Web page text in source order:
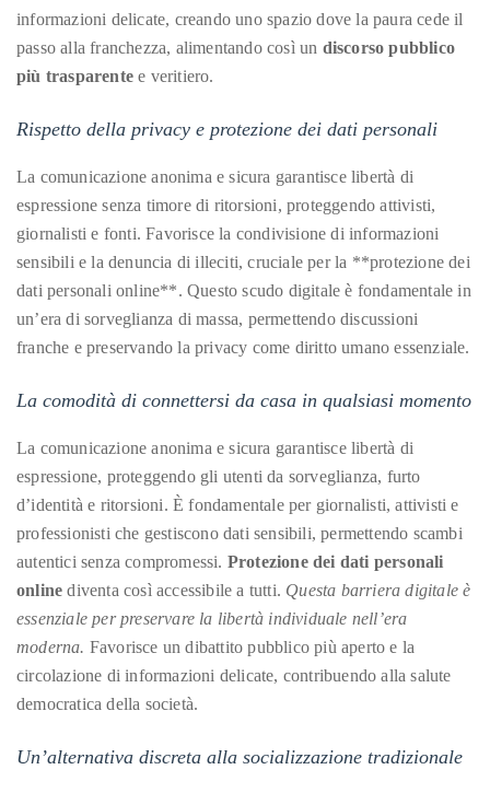
Joan
Sam
Zoe
Saldana,
Sigourney
Weaver
and
HSH
Princess
zu
just
READ
MORE
Contact
informazioni delicate, creando uno spazio dove la paura cede il
passo alla franchezza, alimentando così un discorso pubblico
più trasparente e veritiero.
Rispetto della privacy e protezione dei dati personali
La comunicazione anonima e sicura garantisce libertà di
espressione senza timore di ritorsioni, proteggendo attivisti,
giornalisti e fonti. Favorisce la condivisione di informazioni
sensibili e la denuncia di illeciti, cruciale per la **protezione dei
dati personali online**. Questo scudo digitale è fondamentale in
un’era di sorveglianza di massa, permettendo discussioni
franche e preservando la privacy come diritto umano essenziale.
La comodità di connettersi da casa in qualsiasi momento
La comunicazione anonima e sicura garantisce libertà di
espressione, proteggendo gli utenti da sorveglianza, furto
d’identità e ritorsioni. È fondamentale per giornalisti, attivisti e
professionisti che gestiscono dati sensibili, permettendo scambi
autentici senza compromessi. Protezione dei dati personali
online diventa così accessibile a tutti. Questa barriera digitale è
essenziale per preservare la libertà individuale nell’era
moderna. Favorisce un dibattito pubblico più aperto e la
circolazione di informazioni delicate, contribuendo alla salute
democratica della società.
Un’alternativa discreta alla socializzazione tradizionale